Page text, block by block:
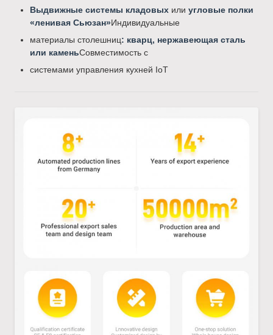
Выдвижные системы кладовых или угловые полки
«ленивая Сьюзан»Индивидуальные
материалы столешниц: кварц, нержавеющая сталь
или каменьСовместимость с
системами управления кухней IoT